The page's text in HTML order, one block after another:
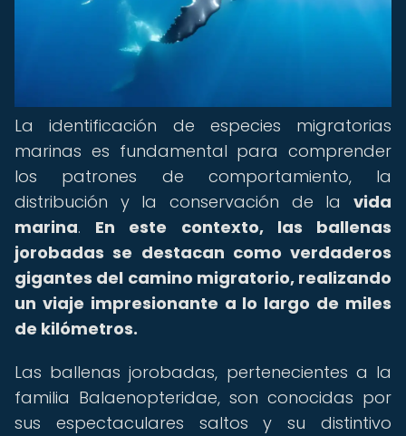
La identificación de especies migratorias
marinas es fundamental para comprender
los patrones de comportamiento, la
distribución y la conservación de la vida
marina. En este contexto, las ballenas
jorobadas se destacan como verdaderos
gigantes del camino migratorio, realizando
un viaje impresionante a lo largo de miles
de kilómetros.
Las ballenas jorobadas, pertenecientes a la
familia Balaenopteridae, son conocidas por
sus espectaculares saltos y su distintivo